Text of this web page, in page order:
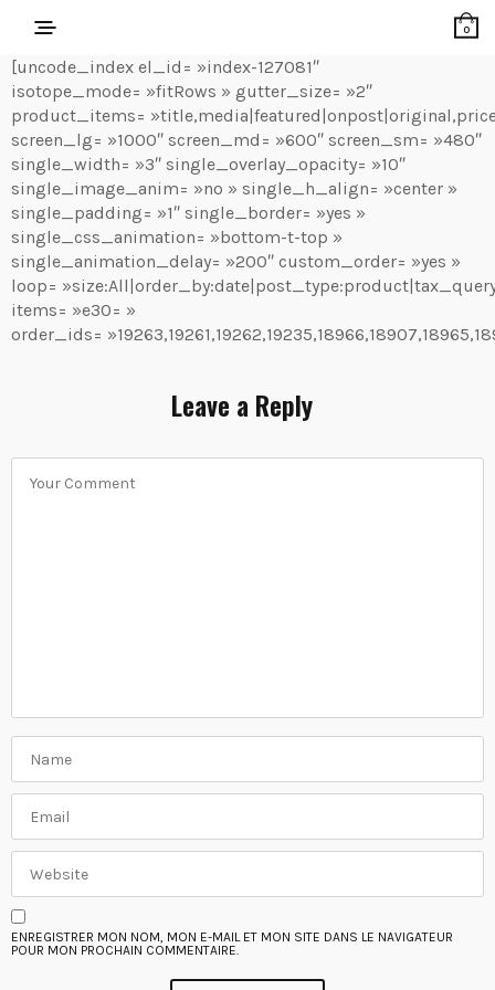
0
[uncode_index el_id= »index-127081″
isotope_mode= »fitRows » gutter_size= »2″
product_items=
screen_lg= »1000″ screen_md= »600″ screen_sm= »480″
single_width= »3″ single_overlay_opacity= »10″
single_image_anim= »no » single_h_align= »center »
single_padding= »1″ single_border= »yes »
single_css_animation= »bottom-t-top »
single_animation_delay= »200″ custom_order= »yes »
loop=
items= »e30= »
order_ids=
Leave a Reply
ENREGISTRER MON NOM, MON E-MAIL ET MON SITE DANS LE NAVIGATEUR
POUR MON PROCHAIN COMMENTAIRE.